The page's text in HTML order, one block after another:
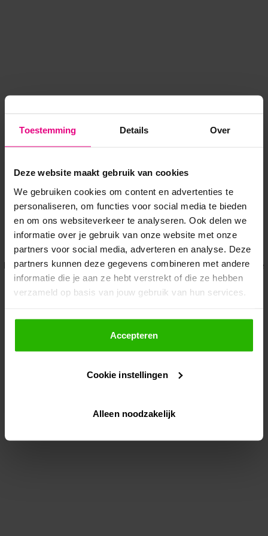
Toestemming Details Over
Deze website maakt gebruik van cookies
We gebruiken cookies om content en advertenties te
personaliseren, om functies voor social media te bieden
en om ons websiteverkeer te analyseren. Ook delen we
informatie over je gebruik van onze website met onze
partners voor social media, adverteren en analyse. Deze
partners kunnen deze gegevens combineren met andere
informatie die je aan ze hebt verstrekt of die ze hebben
verzameld op basis van jouw gebruik van hun services.
Als je op "Accepteer" klikt, dan geef je Voordeeluitjes.nl
toestemming om cookies voor social media en
gepersonaliseerde advertenties te plaatsen.
Lees hier meer over in onsprivacybeleid
Via "Cookie instellingen" kun je ook zelf instellen welke
Accepteren
Cookie instellingen
Alleen noodzakelijk
Application error: a client-side exception has occurred while
loadingwww.voordeeluitjes.nl (see the browser console for more
information).